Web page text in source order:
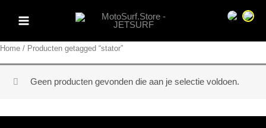
Sprache
Home / Producten getagged “stator”
Geen producten gevonden die aan je selectie voldoen.